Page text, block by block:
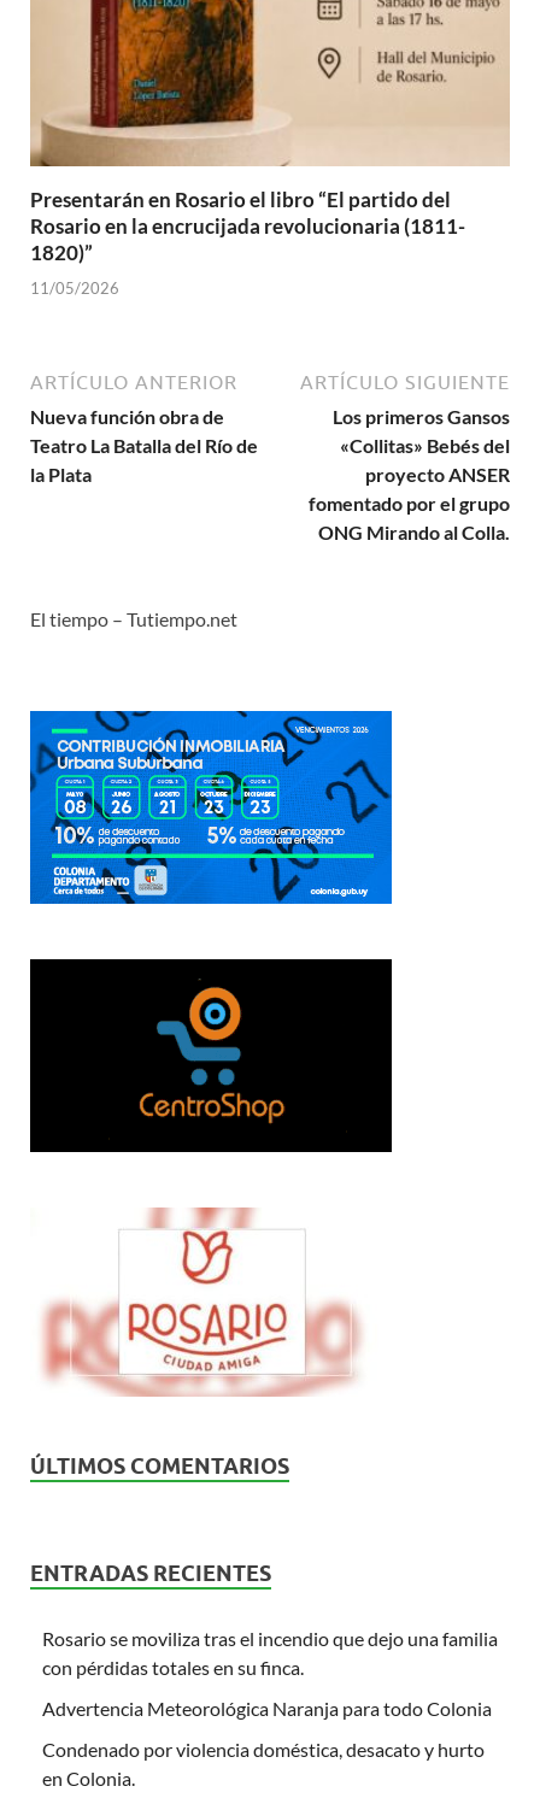
Presentarán en Rosario el libro “El partido del
Rosario en la encrucijada revolucionaria (1811-
1820)”
11/05/2026
ARTÍCULO ANTERIOR
Nueva función obra de
Teatro La Batalla del Río de
la Plata
ARTÍCULO SIGUIENTE
Los primeros Gansos
«Collitas» Bebés del
proyecto ANSER
fomentado por el grupo
ONG Mirando al Colla.
El tiempo – Tutiempo.net
ÚLTIMOS COMENTARIOS
ENTRADAS RECIENTES
Rosario se moviliza tras el incendio que dejo una familia
con pérdidas totales en su finca.
Advertencia Meteorológica Naranja para todo Colonia
Condenado por violencia doméstica, desacato y hurto
en Colonia.